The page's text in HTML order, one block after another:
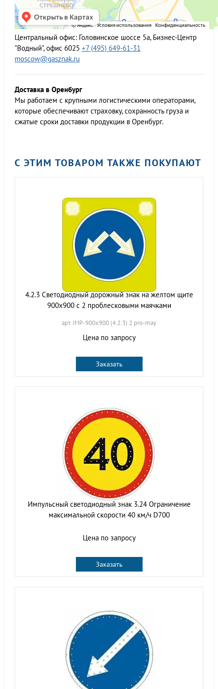
Центральный офис: Головинское шоссе 5а, Бизнес-Центр
"Водный", офис 6025 +7 (495) 649-61-31
moscow@gasznak.ru
Доставка в Оренбург
Мы работаем c крупными логистическими операторами,
которые обеспечивают страховку, сохранность груза и
сжатые сроки доставки продукции в Оренбург.
С ЭТИМ ТОВАРОМ ТАКЖЕ ПОКУПАЮТ
4.2.3 Светодиодный дорожный знак на желтом щите
900x900 с 2 проблесковыми маячками
арт. IMP-900x900 (4.2.3) 2 pro-may
Цена по запросу
Заказать
Импульсный светодиодный знак 3.24 Ограничение
максимальной скорости 40 км/ч D700
Цена по запросу
Заказать